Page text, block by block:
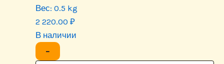
Вес: 0.5 kg
2 220.00 ₽
В наличии
−